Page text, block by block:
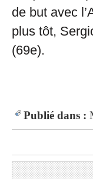
de but avec
plus tôt,
(69e).
Publié dans :